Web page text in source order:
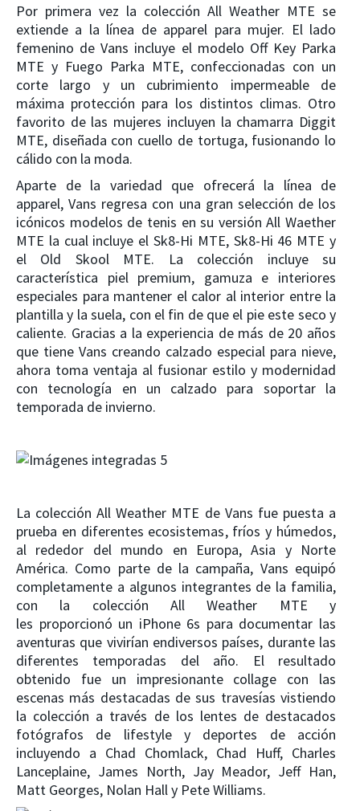
Por primera vez la colección All Weather MTE se
extiende a la línea de apparel para mujer. El lado
femenino de Vans incluye el modelo Off Key Parka
MTE y Fuego Parka MTE, confeccionadas con un
corte largo y un cubrimiento impermeable de
máxima protección para los distintos climas. Otro
favorito de las mujeres incluyen la chamarra Diggit
MTE, diseñada con cuello de tortuga, fusionando lo
cálido con la moda.
Aparte de la variedad que ofrecerá la línea de
apparel, Vans regresa con una gran selección de los
icónicos modelos de tenis en su versión All Waether
MTE la cual incluye el Sk8-Hi MTE, Sk8-Hi 46 MTE y
el Old Skool MTE. La colección incluye su
característica piel premium, gamuza e interiores
especiales para mantener el calor al interior entre la
plantilla y la suela, con el fin de que el pie este seco y
caliente. Gracias a la experiencia de más de 20 años
que tiene Vans creando calzado especial para nieve,
ahora toma ventaja al fusionar estilo y modernidad
con tecnología en un calzado para soportar la
temporada de invierno.
La colección All Weather MTE de Vans fue puesta a
prueba en diferentes ecosistemas, fríos y húmedos,
al rededor del mundo en Europa, Asia y Norte
América. Como parte de la campaña, Vans equipó
completamente a algunos integrantes de la familia,
con la colección All Weather MTE y
les proporcionó un iPhone 6s para documentar las
aventuras que vivirían endiversos países, durante las
diferentes temporadas del año. El resultado
obtenido fue un impresionante collage con las
escenas más destacadas de sus travesías vistiendo
la colección a través de los lentes de destacados
fotógrafos de lifestyle y deportes de acción
incluyendo a Chad Chomlack, Chad Huff, Charles
Lanceplaine, James North, Jay Meador, Jeff Han,
Matt Georges, Nolan Hall y Pete Williams.